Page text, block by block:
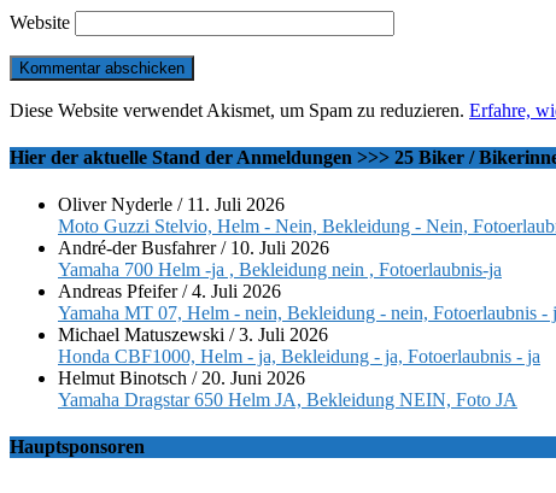
Website
Diese Website verwendet Akismet, um Spam zu reduzieren. Erfahre,
Hier der aktuelle Stand der Anmeldungen >>> 25 Biker /
Oliver Nyderle / 11. Juli 2026
Moto Guzzi Stelvio, Helm - Nein, Bekleidung - Nein,
André-der Busfahrer/ 10. Juli 2026
Yamaha 700 Helm -ja , Bekleidung nein , Fotoerlaubnis-ja
Andreas Pfeifer/4. Juli 2026
Yamaha MT 07, Helm - nein, Bekleidung - nein, Fotoerlaubnis -
Michael Matuszewski /3. Juli 2026
Honda CBF1000, Helm - ja, Bekleidung - ja, Fotoerlaubnis - ja
Helmut Binotsch / 20. Juni 2026
Yamaha Dragstar 650 Helm JA, Bekleidung NEIN, Foto JA
Hauptsponsoren